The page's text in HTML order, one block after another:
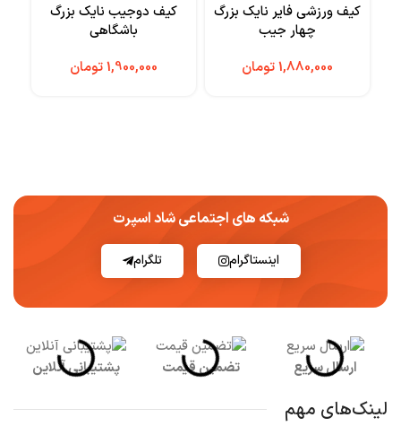
کیف ورزشی فایر نایک بزرگ
چهار جیب
تومان
کیف دوجیب نایک بزرگ
باشگاهی
تومان
شبکه های اجتماعی شاد اسپرت
اینستاگرام تلگرام
ارسال سریع تضمین قیمت پشتیبانی آنلاین
لینک‌های مهم